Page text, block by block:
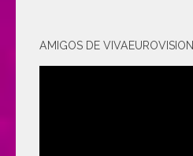
AMIGOS DE VIVAEUROVISION